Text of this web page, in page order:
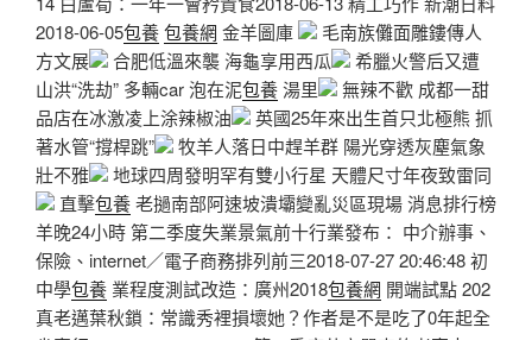
2018-06-05包養包養網 金羊圖庫
毛南族儺面雕鏤傳人
方文展
合肥低溫來襲 海龜享用西瓜
希臘火警后又遭
山洪“洗劫” 多輛car 泡在泥包養湯里
無辣不歡 成都一甜
品店在冰激凌上涂辣椒油
英國25年來出生首只北極熊 抓
著水管“撐桿跳”
牧羊人落日中趕羊群 陽光穿透灰塵氣象
壯不雅
地球四周發明罕有雙小行星 天體尺寸年夜致雷同
直擊包養老撾南部阿速坡潰壩變亂災區現場 消息排行榜
羊晚24小時 第二季度失業景氣前十行業發布： 中介辦事、
保險、internet／電子商務排列前三2018-07-27 20:46:48 初
中學包養 業程度測試改造：廣州2018包養網 開端試點 202
真老邁葉秋鎖：常識秀裡損壞她？作者是不是吃了0年起全